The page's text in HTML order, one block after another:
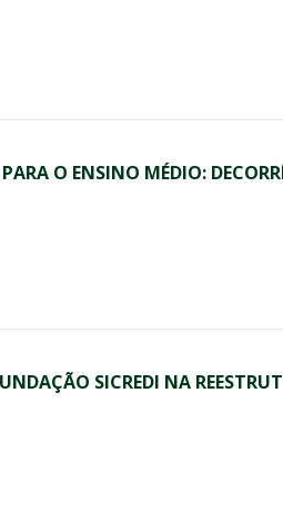
O ENSINO MÉDIO:
SICREDI NA